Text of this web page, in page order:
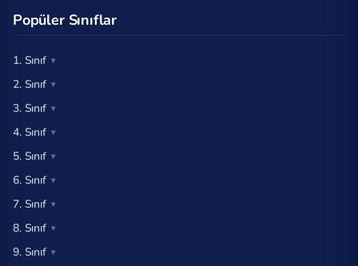
Popüler Sınıflar
1. Sınıf
2. Sınıf
3. Sınıf
4. Sınıf
5. Sınıf
6. Sınıf
7. Sınıf
8. Sınıf
9. Sınıf